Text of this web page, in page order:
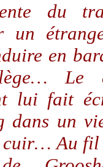
du
un
en
Le
lui fait
dans un
cuir… Au fil